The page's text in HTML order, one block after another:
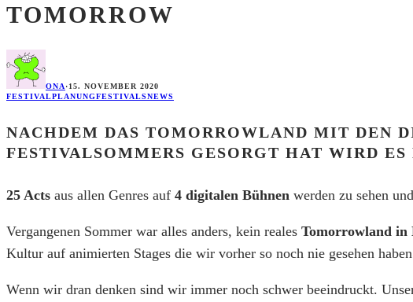
TOMORROW
ONA·15. NOVEMBER 2020
FESTIVALPLANUNGFESTIVALSNEWS
NACHDEM DAS TOMORROWLAND MIT DEN
FESTIVALSOMMERS GESORGT HAT WIRD
25 Acts aus allen Genres auf 4 digitalen Bühnen werden zu sehen
Vergangenen Sommer war alles anders, kein reales Tomorrowland in
Kultur auf animierten Stages die wir vorher so noch nie gesehen
Wenn wir dran denken sind wir immer noch schwer beeindruckt.